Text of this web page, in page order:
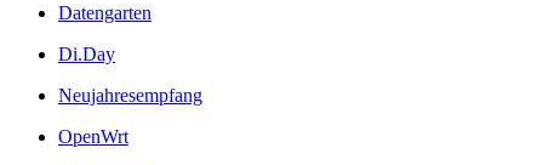
Datengarten
Di.Day
Neujahresempfang
OpenWrt